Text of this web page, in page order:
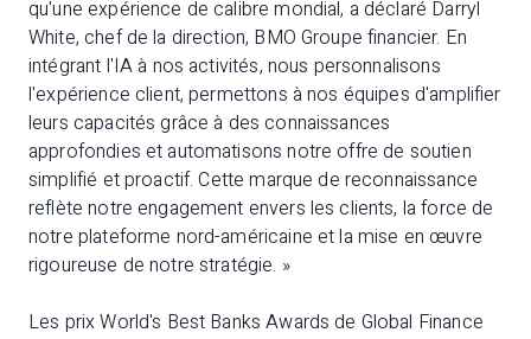
qu'une expérience de calibre mondial, a déclaré Darryl
White, chef de la direction, BMO Groupe financier. En
intégrant l'IA à nos activités, nous personnalisons
l'expérience client, permettons à nos équipes d'amplifier
leurs capacités grâce à des connaissances
approfondies et automatisons notre offre de soutien
simplifié et proactif. Cette marque de reconnaissance
reflète notre engagement envers les clients, la force de
notre plateforme nord-américaine et la mise en œuvre
rigoureuse de notre stratégie. »
Les prix World's Best Banks Awards de Global Finance